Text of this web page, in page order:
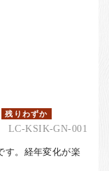
残りわずか
LC-KSIK-GN-001
す。経年変化が楽